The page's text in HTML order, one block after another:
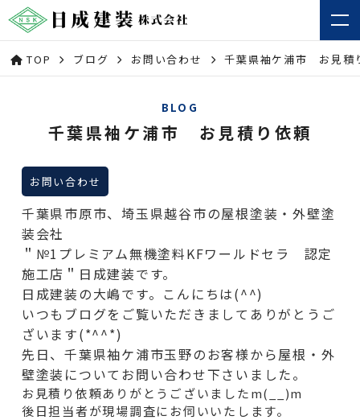
TOP ブログ お問い合わせ 千葉県袖ケ浦市 お見積
BLOG
千葉県袖ケ浦市 お見積り依頼
お問い合わせ
千葉県市原市、埼玉県越谷市の屋根塗装・外壁塗
装会社
＂№1プレミアム無機塗料KFワールドセラ 認定
施工店＂日成建装です。
日成建装の大嶋です。こんにちは(^^)
いつもブログをご覧いただきましてありがとうご
ざいます(*^^*)
先日、千葉県袖ケ浦市玉野のお客様から屋根・外
壁塗装についてお問い合わせ下さいました。
お見積り依頼ありがとうございましたm(__)m
後日担当者が現場調査にお伺いいたします。